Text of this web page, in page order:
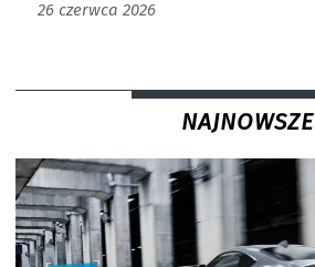
26 czerwca 2026
NAJNOWSZE